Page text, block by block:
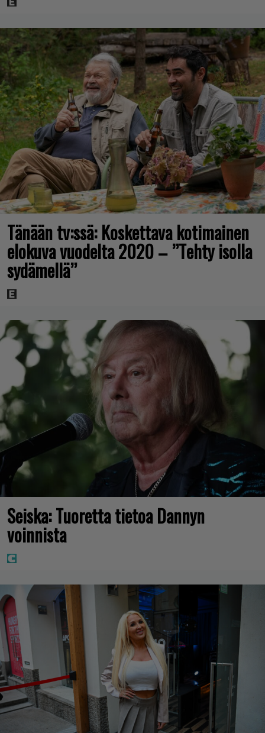
Tänään tv:ssä: Koskettava kotimainen
elokuva vuodelta 2020 – ”Tehty isolla
sydämellä”
Seiska: Tuoretta tietoa Dannyn
voinnista